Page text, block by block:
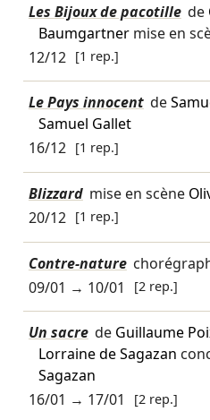
Les Bijoux de pacotille de
Baumgartnermise en
12/12 [1 rep.]
Le Pays innocent de
Samuel Gallet
16/12 [1 rep.]
Blizzard mise en scène
20/12 [1 rep.]
Contre-nature
09/01 → 10/01 [2 rep.]
Un sacre de Guillaume
Lorraine de Sagazan
Sagazan
16/01 → 17/01 [2 rep.]